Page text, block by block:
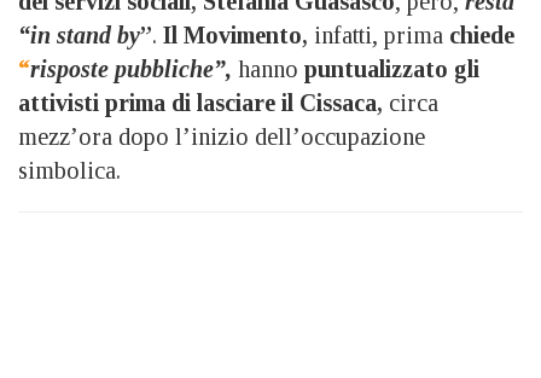
“in stand by”. Il Movimento, infatti, prima chiede
“risposte pubbliche”, hanno puntualizzato gli
attivisti prima di lasciare il Cissaca, circa
mezz’ora dopo l’inizio dell’occupazione
simbolica.